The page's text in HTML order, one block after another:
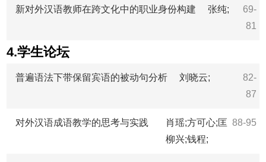
新对外汉语教师在跨文化中的职业身份构建 张纯;
69-
81
4.学生论坛
普遍语法下带保留宾语的被动句分析 刘晓云;
82-
87
对外汉语成语教学的思考与实践
肖瑶;方可心;匡
柳兴;钱程;
88-95